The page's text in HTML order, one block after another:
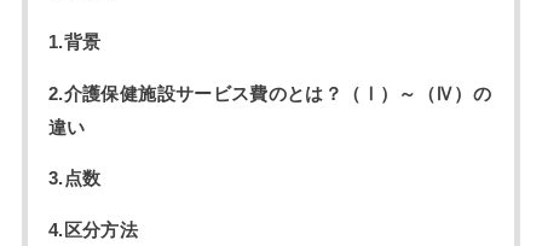
1.背景
2.介護保健施設サービス費のとは？（Ⅰ）～（Ⅳ）の
違い
3.点数
4.区分方法